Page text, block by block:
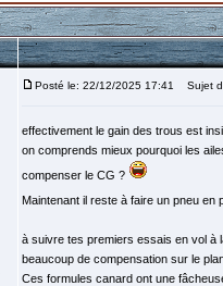
Posté le: 22/12/2025 17:41 Sujet
effectivement le gain des trous est
on comprends mieux pourquoi les
compenser le CG ?
Maintenant il reste à faire un pneu en
à suivre tes premiers essais en vol à
beaucoup de compensation sur le
Ces formules canard ont une